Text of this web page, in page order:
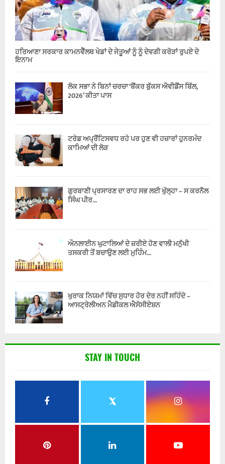
ਹਰਿਆਣਾ ਸਰਕਾਰ ਕਾਮਨਵੈੱਲਥ ਖੇਡਾਂ ਦੇ ਜੇਤੂਆਂ ਨੂੰ ਨੂੰ ਦੇਵਗੀ ਕਰੋੜਾਂ ਰੁਪਏ ਦੇ
ਇਨਾਮ
ਲੋਕ ਸਭਾ ਨੇ ਬਿਨਾਂ ਚਰਚਾ ‘ਬੈਂਕਰ ਬੁੱਕਸ ਐਵੀਡੈਂਸ ਬਿੱਲ,
2026’ ਕੀਤਾ ਪਾਸ
ਟਰੇਡ ਅਪ੍ਰੈਂਟਿਸਵਧ ਰਹੇ ਪਰ ਹੁਣ ਵੀ ਹਜ਼ਾਰਾਂ ਹੁਨਰਮੰਦ
ਕਾਮਿਆਂ ਦੀ ਲੋੜ
ਗੁਰਬਾਣੀ ਪ੍ਰਸਾਰਣ ਦਾ ਰਾਹ ਸਭ ਲਈ ਖੁੱਲ੍ਹਾ – ਸ ਕਰਨੈਲ
ਸਿੰਘ ਪੀਰ...
ਔਨਲਾਈਨ ਘੁਟਾਲਿਆਂ ਦੇ ਜ਼ਰੀਏ ਹੋਣ ਵਾਲੀ ਮਨੁੱਖੀ
ਤਸਕਰੀ ਤੋਂ ਬਚਾਉਣ ਲਈ ਮੁਹਿੰਮ...
ਖੁਰਾਕ ਨਿਯਮਾਂ ਵਿੱਚ ਸੁਧਾਰ ਹੋਰ ਦੇਰ ਨਹੀਂ ਸਹਿੰਦੇ –
ਆਸਟ੍ਰੇਲੀਅਨ ਮੈਡੀਕਲ ਐਸੋਸੀਏਸ਼ਨ
STAY IN TOUCH